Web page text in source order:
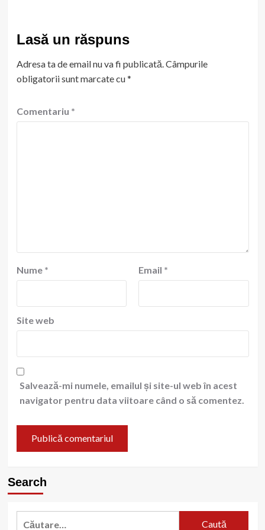
Lasă un răspuns
Adresa ta de email nu va fi publicată.Câmpurile
obligatorii sunt marcate cu*
Comentariu *
Nume * Email *
Site web
Salvează-mi numele, emailul și site-ul web în acest
navigator pentru data viitoare când o să comentez.
Search
Caută